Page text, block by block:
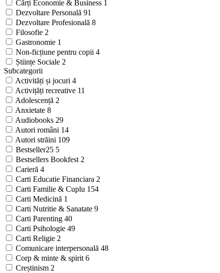
Cărți Economie & Business 1
Dezvoltare Personală 91
Dezvoltare Profesională 8
Filosofie 2
Gastronomie 1
Non-ficțiune pentru copii 4
Științe Sociale 2
Subcategorii
Activități și jocuri 4
Activițăți recreative 11
Adolescență 2
Anxietate 8
Audiobooks 29
Autori români 14
Autori străini 109
Bestseller25 5
Bestsellers Bookfest 2
Carieră 4
Carti Educatie Financiara 2
Carti Familie & Cuplu 154
Carti Medicină 1
Carti Nutritie & Sanatate 9
Carti Parenting 40
Carti Psihologie 49
Carti Religie 2
Comunicare interpersonală 48
Corp & minte & spirit 6
Creștinism 2